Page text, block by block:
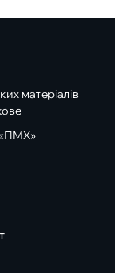
матеріалів
«ПМХ»